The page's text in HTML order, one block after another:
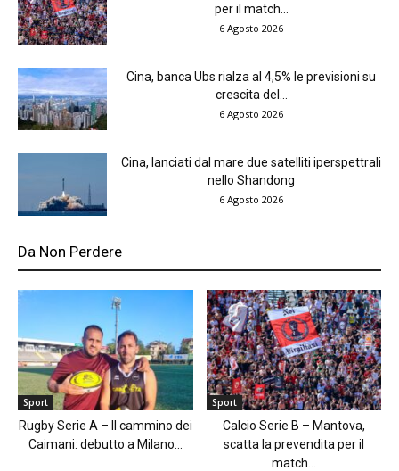
per il match...
6 Agosto 2026
Cina, banca Ubs rialza al 4,5% le previsioni su
crescita del...
6 Agosto 2026
Cina, lanciati dal mare due satelliti iperspettrali
nello Shandong
6 Agosto 2026
Da Non Perdere
Sport
Rugby Serie A – Il cammino dei
Caimani: debutto a Milano...
Sport
Calcio Serie B – Mantova,
scatta la prevendita per il
match...